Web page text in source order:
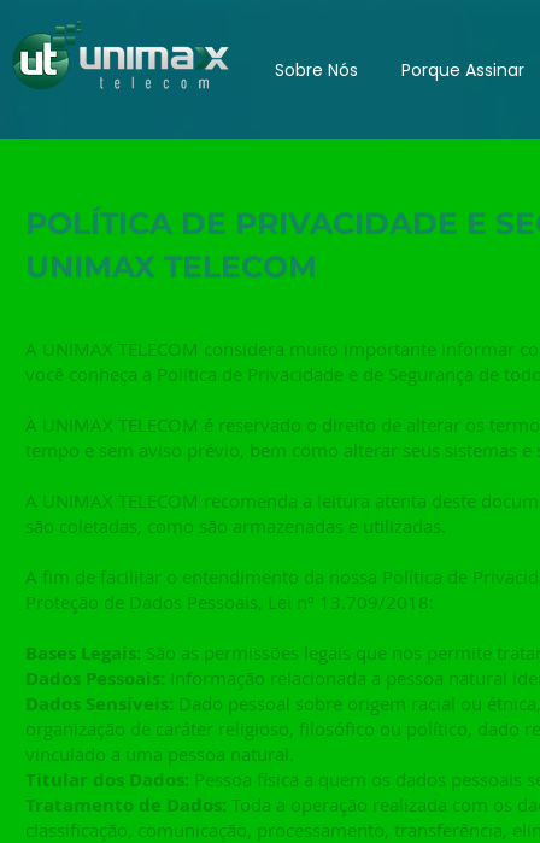
Sobre Nós Porque Assinar
POLÍTICA DE PRIVACIDADE E
UNIMAX TELECOM
A UNIMAX TELECOM considera muito importante informar
você conheça a Política de Privacidade e de Segurança de
À UNIMAX TELECOM é reservado o direito de alterar os
tempo e sem aviso prévio, bem como alterar seus sistemas
A UNIMAX TELECOM recomenda a leitura atenta deste
são coletadas, como são armazenadas e utilizadas.
A fim de facilitar o entendimento da nossa Política de
Proteção de Dados Pessoais, Lei nº 13.709/2018:
Bases Legais: São as permissões legais que nos permite
Dados Pessoais: Informação relacionada a pessoa natural
Dados Sensíveis: Dado pessoal sobre origem racial ou
organização de caráter religioso, filosófico ou político, dado
vinculado a uma pessoa natural.
Titular dos Dados: Pessoa física a quem os dados pessoais
Tratamento de Dados: Toda a operação realizada com os
classificação, comunicação, processamento, transferência,